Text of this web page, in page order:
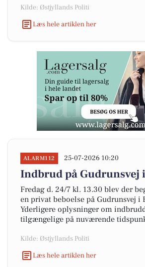
Kilde: Østjyllands Politi
Læs hele artiklen her
ALARM112 25-07-2026 10:20
Indbrud på Gudrunsvej
Fredag d. 24/7 kl. 13.30 blev der
en privat beboelse på Gudrunsvej i
Yderligere oplysninger om
tilgængelige på nuværende
Kilde: Østjyllands Politi
Læs hele artiklen her